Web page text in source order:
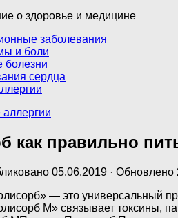
о здоровье и медицине
заболевания
и боли
болезни
сердца
как правильно
05.06.2019 · Обновлено
— это универсальный
М» связывает токсины,